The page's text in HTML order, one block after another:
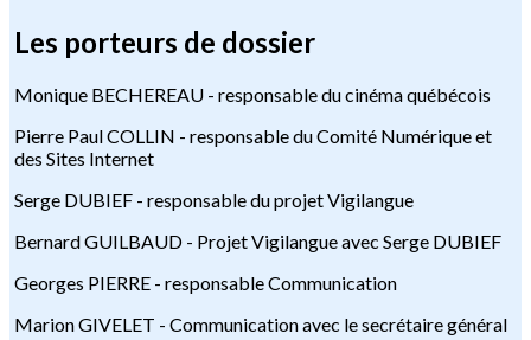
Les porteurs de dossier
Monique BECHEREAU - responsable du cinéma québécois
Pierre Paul COLLIN - responsable du Comité Numérique et
des Sites Internet
Serge DUBIEF - responsable du projet Vigilangue
Bernard GUILBAUD - Projet Vigilangue avec Serge DUBIEF
Georges PIERRE - responsable Communication
Marion GIVELET - Communication avec le secrétaire général